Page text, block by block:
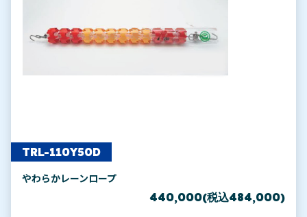
TRL-110Y50D
やわらかレーンロープ
440,000(税込484,000)